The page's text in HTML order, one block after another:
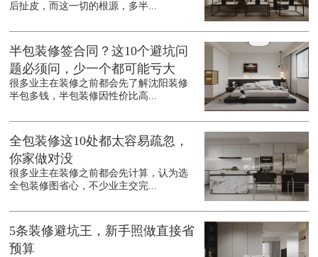
后扯皮，而这一切的根源，多半...
半包装修签合同？这10个避坑问
题必须问，少一个都可能亏大
很多业主在装修之前都会先了解沈阳装修
半包多钱，半包装修因性价比高...
全包装修这10处都太容易疏忽，
你家做对没
很多业主在装修之前都会先计算，认为选
全包装修图省心，不少业主交完...
5条装修避坑王，新手照做直接省
预算